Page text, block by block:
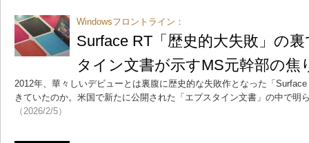
Windowsフロントライン：
Surface RT「歴史的大失敗」の
タイン文書が示すMS元幹部の焦
2012年、華々しいデビューとは裏腹に歴史的な失敗作となった「
きていたのか。米国で新たに公開された「エプスタイン文書」の中で明
（2026/2/5）